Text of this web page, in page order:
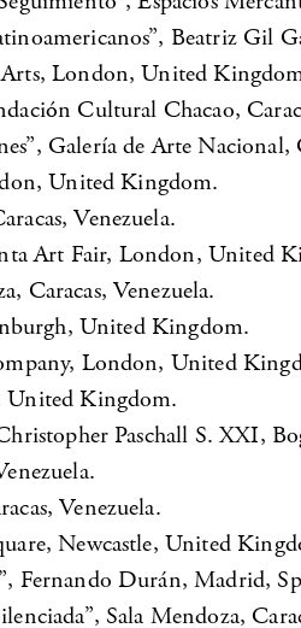
Beatriz Gil
Arts, London, United
Cultural Chacao,
Galería de Arte Nacional,
United Kingdom.
Venezuela.
Art Fair, London, United
Caracas, Venezuela.
United Kingdom.
London, United
United Kingdom.
Paschall S. XXI,
Venezuela.
Newcastle, United
Fernando Durán, Madrid,
Sala Mendoza,